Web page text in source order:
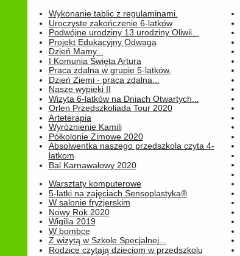
Wykonanie tablic z regulaminami.
Uroczyste zakończenie 6-latków
Podwójne urodziny 13 urodziny Oliwii...
Projekt Edukacyjny Odwaga
Dzień Mamy...
I Komunia Święta Artura
Praca zdalna w grupie 5-latków.
Dzień Ziemi - praca zdalna...
Nasze wypieki II
Wizyta 6-latków na Dniach Otwartych...
Orlen Przedszkoliada Tour 2020
Arteterapia
Wyróżnienie Kamili
Półkolonie Zimowe 2020
Absolwentka naszego przedszkola czyta 4-
latkom
Bal Karnawałowy 2020
Warsztaty komputerowe
5-latki na zajęciach Sensoplastyka®
W salonie fryzjerskim
Nowy Rok 2020
Wigilia 2019
W bombce
Z wizytą w Szkole Specjalnej...
Rodzice czytają dzieciom w przedszkolu